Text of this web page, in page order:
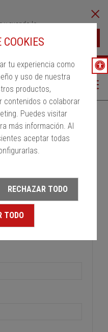
tu experiencia como
y uso de nuestra
productos,
contenidos o colaborar
Puedes visitar
más información. Al
aceptar todas
RECHAZAR TODO
TODO
y cuando lo
Ayuda ESP